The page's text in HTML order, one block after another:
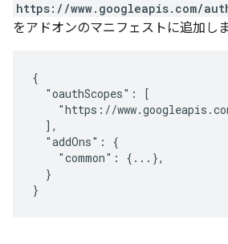
https://www.googleapis.com/
をアドオンのマニフェストに追加しま
{
  "oauthScopes": [
"https://
  ],
  "addOns": {
    "common": {...},
  }
}